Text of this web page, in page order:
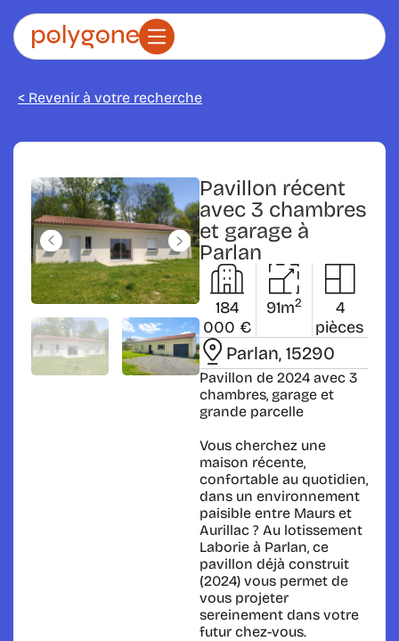
< Revenir à votre recherche
Pavillon récent
avec 3 chambres
et garage à
Parlan
184
000 €
91m2
4
pièces
Parlan, 15290
Pavillon de 2024 avec 3
chambres, garage et
grande parcelle
Vous cherchez une
maison récente,
confortable au quotidien,
dans un environnement
paisible entre Maurs et
Aurillac ? Au lotissement
Laborie à Parlan, ce
pavillon déjà construit
(2024) vous permet de
vous projeter
sereinement dans votre
futur chez-vous.